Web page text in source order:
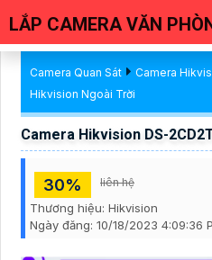
LẮP CAMERA VĂN
Camera Quan Sát Camera
Hikvision Ngoài Trời
Camera Hikvision DS-
30% liên hệ
Thương hiệu: Hikvision
Ngày đăng: 10/18/2023 4:09:36